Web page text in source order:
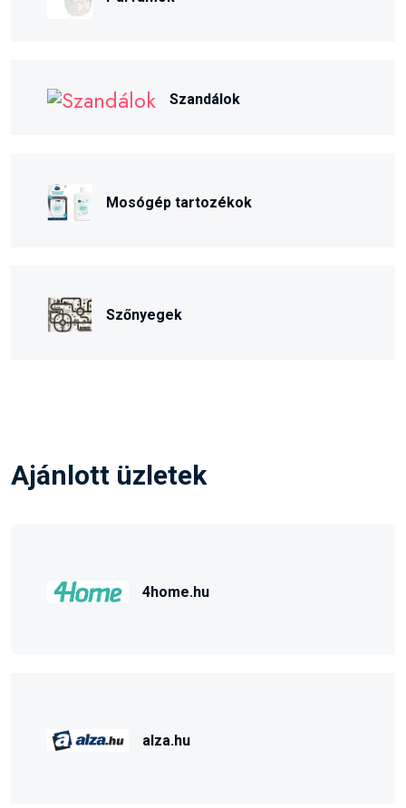
Szandálok
Mosógép tartozékok
Szőnyegek
Ajánlott üzletek
4home.hu
alza.hu